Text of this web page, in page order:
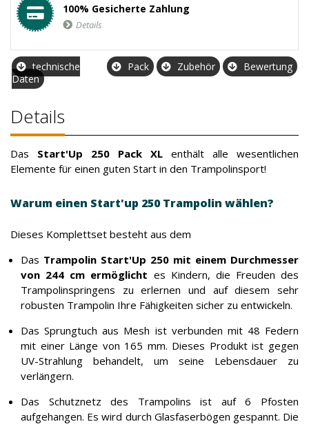
100% Gesicherte Zahlung
Details
technische
Daten
Pack Zubehör Bewertung
Details
Das Start'Up 250 Pack XL enthält alle wesentlichen
Elemente für einen guten Start in den Trampolinsport!
Warum einen Start'up 250 Trampolin wählen?
Dieses Komplettset besteht aus dem
Das Trampolin Start'Up 250 mit einem Durchmesser
von 244 cm ermöglicht es Kindern, die Freuden des
Trampolinspringens zu erlernen und auf diesem sehr
robusten Trampolin Ihre Fähigkeiten sicher zu entwickeln.
Das Sprungtuch aus Mesh ist verbunden mit 48 Federn
mit einer Länge von 165 mm. Dieses Produkt ist gegen
UV-Strahlung behandelt, um seine Lebensdauer zu
verlängern.
Das Schutznetz des Trampolins ist auf 6 Pfosten
aufgehangen. Es wird durch Glasfaserbögen gespannt. Die